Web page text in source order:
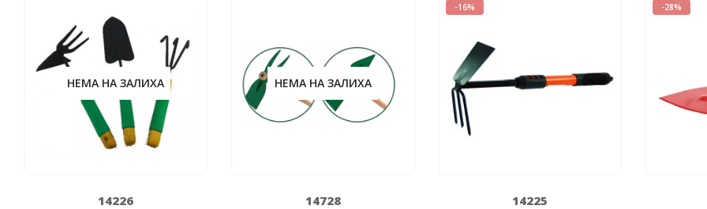
НЕМА НА ЗАЛИХА
14226
НЕМА НА ЗАЛИХА
14728
-16%
14225
-28%